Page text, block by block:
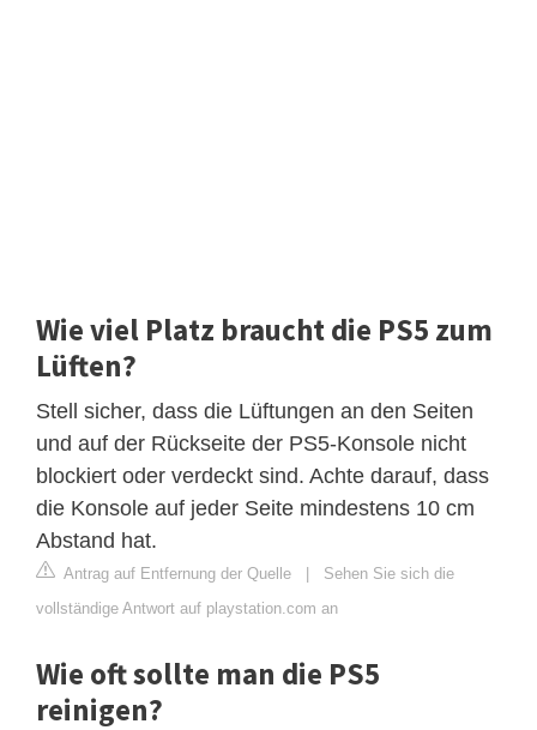
Wie viel Platz braucht die PS5 zum
Lüften?
Stell sicher, dass die Lüftungen an den Seiten
und auf der Rückseite der PS5-Konsole nicht
blockiert oder verdeckt sind. Achte darauf, dass
die Konsole auf jeder Seite mindestens 10 cm
Abstand hat.
Antrag auf Entfernung der Quelle | Sehen Sie sich die
vollständige Antwort auf playstation.com an
Wie oft sollte man die PS5
reinigen?